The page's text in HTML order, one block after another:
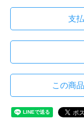
支
この商